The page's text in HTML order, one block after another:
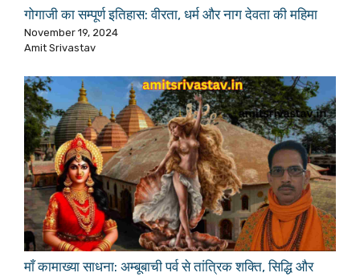
गोगाजी का सम्पूर्ण इतिहास: वीरता, धर्म और नाग देवता की महिमा
November 19, 2024
Amit Srivastav
माँ कामाख्या साधना: अम्बूबाची पर्व से तांत्रिक शक्ति, सिद्धि और